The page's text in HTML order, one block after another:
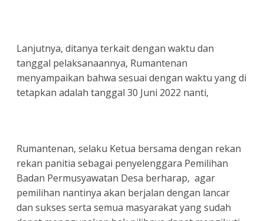
Lanjutnya, ditanya terkait dengan waktu dan
tanggal pelaksanaannya, Rumantenan
menyampaikan bahwa sesuai dengan waktu yang di
tetapkan adalah tanggal 30 Juni 2022 nanti,
Rumantenan, selaku Ketua bersama dengan rekan
rekan panitia sebagai penyelenggara Pemilihan
Badan Permusyawatan Desa berharap, agar
pemilihan nantinya akan berjalan dengan lancar
dan sukses serta semua masyarakat yang sudah